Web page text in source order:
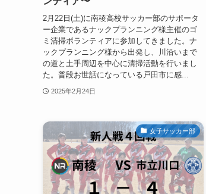
2月22日(土)に南稜高校サッカー部のサポータ
ー企業であるナックプランニング様主催のゴ
ミ清掃ボランティアに参加してきました。ナ
ックプランニング様から出発し、川沿いまで
の道と土手周辺を中心に清掃活動を行いまし
た。普段お世話になっている戸田市に感...
2025年2月24日
女子サッカー部